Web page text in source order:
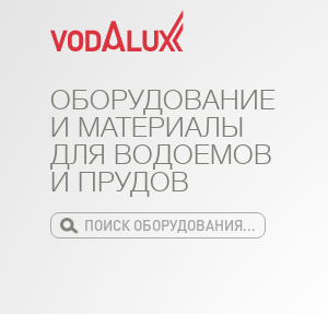
ОБОРУДОВАНИЕ
И МАТЕРИАЛЫ
ДЛЯ ВОДОЕМОВ
И ПРУДОВ